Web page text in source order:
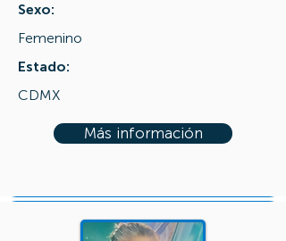
Sexo:
Femenino
Estado:
CDMX
Más información